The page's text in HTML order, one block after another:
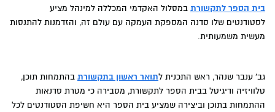
בית הספר לתקשורת במסלול האקדמי המכללה למינהל מציע
לסטודנטים שלו סדנה המספקת העמקה עם עולם זה, והזדמנות להתנסות
מעשית משמעותית.
גב' ענבר שנהר, ראש התכנית לתואר ראשון בתקשורת בהתמחות תוכן,
טלוויזיה ודיגיטל בבית הספר לתקשורת, מסבירה כי מטרת סדנאות
ההתמחות בתוכן וביצירה שמציע בית הספר היא חשיפת הסטודנטים לכל